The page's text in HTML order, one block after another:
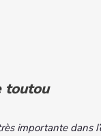
toutou
importante dans